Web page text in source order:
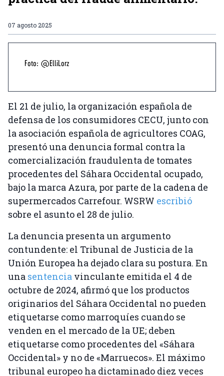
07 agosto 2025
Foto: @ElliLorz
El 21 de julio, la organización española de
defensa de los consumidores CECU, junto con
la asociación española de agricultores COAG,
presentó una denuncia formal contra la
comercialización fraudulenta de tomates
procedentes del Sáhara Occidental ocupado,
bajo la marca Azura, por parte de la cadena de
supermercados Carrefour. WSRW escribió
sobre el asunto el 28 de julio.
La denuncia presenta un argumento
contundente: el Tribunal de Justicia de la
Unión Europea ha dejado clara su postura. En
una sentencia vinculante emitida el 4 de
octubre de 2024, afirmó que los productos
originarios del Sáhara Occidental no pueden
etiquetarse como marroquíes cuando se
venden en el mercado de la UE; deben
etiquetarse como procedentes del «Sáhara
Occidental» y no de «Marruecos». El máximo
tribunal europeo ha dictaminado diez veces